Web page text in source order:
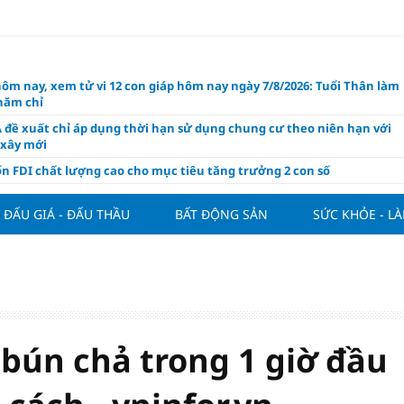
nay, xem tử vi 12 con giáp hôm nay ngày 7/8/2026: Tuổi Thân làm
chỉ
đề xuất chỉ áp dụng thời hạn sử dụng chung cư theo niên hạn với
mới
FDI chất lượng cao cho mục tiêu tăng trưởng 2 con số
nào để Việt Nam hiện thực hóa mục tiêu tăng trưởng 10%?
cứu tính tiền gửi Kho bạc vào nguồn vốn huy động của ngân hàng
của Hoàng Hên
đưa kim cương vào ngành nghề kinh doanh có điều kiện như vàng
ĐẤU GIÁ - ĐẤU THẦU BẤT ĐỘNG SẢN SỨC KHỎE -
chả trong 1 giờ đầu